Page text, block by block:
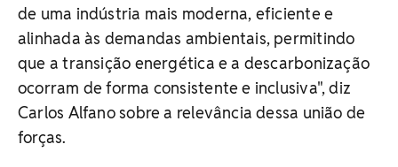
de uma indústria mais moderna, eficiente e
alinhada às demandas ambientais, permitindo
que a transição energética e a descarbonização
ocorram de forma consistente e inclusiva", diz
Carlos Alfano sobre a relevância dessa união de
forças.